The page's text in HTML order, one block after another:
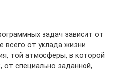
задач зависит от
всего от уклада жизни
той атмосферы, в которой
от специально заданной,